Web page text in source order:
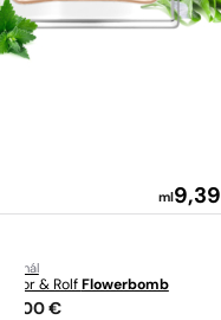
ml 9,39
originál
Viktor & Rolf Flowerbomb
89,00 €